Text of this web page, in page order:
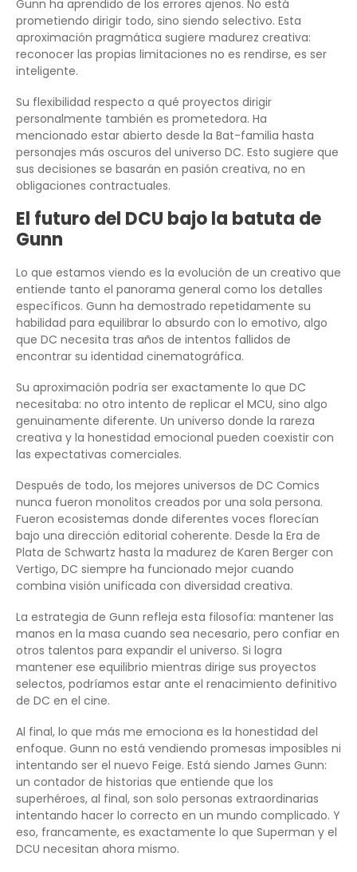
Gunn ha aprendido de los errores ajenos. No está
prometiendo dirigir todo, sino siendo selectivo. Esta
aproximación pragmática sugiere madurez creativa:
reconocer las propias limitaciones no es rendirse, es ser
inteligente.
Su flexibilidad respecto a qué proyectos dirigir
personalmente también es prometedora. Ha
mencionado estar abierto desde la Bat-familia hasta
personajes más oscuros del universo DC. Esto sugiere que
sus decisiones se basarán en pasión creativa, no en
obligaciones contractuales.
El futuro del DCU bajo la batuta de
Gunn
Lo que estamos viendo es la evolución de un creativo que
entiende tanto el panorama general como los detalles
específicos. Gunn ha demostrado repetidamente su
habilidad para equilibrar lo absurdo con lo emotivo, algo
que DC necesita tras años de intentos fallidos de
encontrar su identidad cinematográfica.
Su aproximación podría ser exactamente lo que DC
necesitaba: no otro intento de replicar el MCU, sino algo
genuinamente diferente. Un universo donde la rareza
creativa y la honestidad emocional pueden coexistir con
las expectativas comerciales.
Después de todo, los mejores universos de DC Comics
nunca fueron monolitos creados por una sola persona.
Fueron ecosistemas donde diferentes voces florecían
bajo una dirección editorial coherente. Desde la Era de
Plata de Schwartz hasta la madurez de Karen Berger con
Vertigo, DC siempre ha funcionado mejor cuando
combina visión unificada con diversidad creativa.
La estrategia de Gunn refleja esta filosofía: mantener las
manos en la masa cuando sea necesario, pero confiar en
otros talentos para expandir el universo. Si logra
mantener ese equilibrio mientras dirige sus proyectos
selectos, podríamos estar ante el renacimiento definitivo
de DC en el cine.
Al final, lo que más me emociona es la honestidad del
enfoque. Gunn no está vendiendo promesas imposibles ni
intentando ser el nuevo Feige. Está siendo James Gunn:
un contador de historias que entiende que los
superhéroes, al final, son solo personas extraordinarias
intentando hacer lo correcto en un mundo complicado. Y
eso, francamente, es exactamente lo que Superman y el
DCU necesitan ahora mismo.